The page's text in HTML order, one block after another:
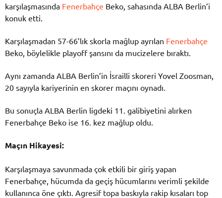
karşılaşmasında Fenerbahçe Beko, sahasında ALBA Berlin’i
konuk etti.
Karşılaşmadan 57-66’lık skorla mağlup ayrılan Fenerbahçe
Beko, böylelikle playoff şansını da mucizelere bıraktı.
Aynı zamanda ALBA Berlin’in İsrailli skoreri Yovel Zoosman,
20 sayıyla kariyerinin en skorer maçını oynadı.
Bu sonuçla ALBA Berlin ligdeki 11. galibiyetini alırken
Fenerbahçe Beko ise 16. kez mağlup oldu.
Maçın Hikayesi:
Karşılaşmaya savunmada çok etkili bir giriş yapan
Fenerbahçe, hücumda da geçiş hücumlarını verimli şekilde
kullanınca öne çıktı. Agresif topa baskıyla rakip kısaları top